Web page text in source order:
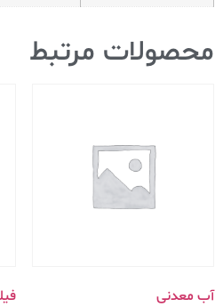
محصولات مرتبط
آب معدنی فیلتر